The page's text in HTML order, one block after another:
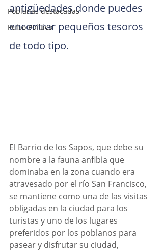
Poblanas destacadas
Pulso Político
antigüedades donde puedes
encontrar pequeños tesoros
de todo tipo.
El Barrio de los Sapos, que debe su
nombre a la fauna anfibia que
dominaba en la zona cuando era
atravesado por el río San Francisco,
se mantiene como una de las visitas
obligadas en la ciudad para los
turistas y uno de los lugares
preferidos por los poblanos para
pasear y disfrutar su ciudad,